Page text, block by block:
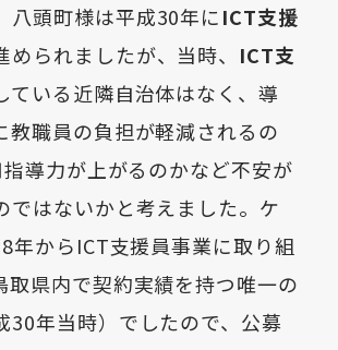
八頭町様は平成30年にICT支援
められましたが、当時、 ICT支
ている近隣自治体はなく、導
教職員の負担が軽減されるの
導力が上がるのかなど不安が
ではないかと考えました。ケ
年からICT支援員事業に取り組
取県内で契約実績を持つ唯一の
30年当時）でしたので、公募